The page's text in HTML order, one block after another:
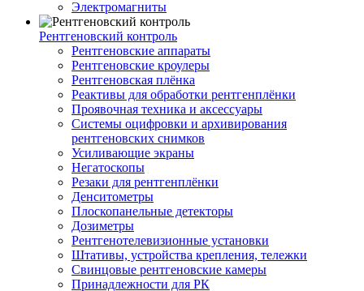
Электромагниты
Рентгеновский контроль
Рентгеновские аппараты
Рентгеновские кроулеры
Рентгеновская плёнка
Реактивы для обработки рентгенплёнки
Проявочная техника и аксессуары
Системы оцифровки и архивирования
рентгеновских снимков
Усиливающие экраны
Негатоскопы
Резаки для рентгенплёнки
Денситометры
Плоскопанельные детекторы
Дозиметры
Рентгенотелевизионные установки
Штативы, устройства крепления, тележки
Свинцовые рентгеновские камеры
Принадлежности для РК